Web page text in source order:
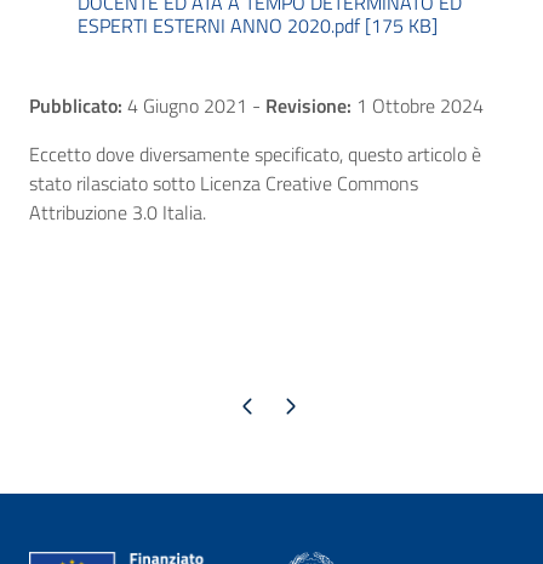
ESPERTI ESTERNI ANNO 2020.pdf [175 KB]
Pubblicato: 4 Giugno 2021 - Revisione: 1 Ottobre 2024
Eccetto dove diversamente specificato, questo articolo è
stato rilasciato sotto Licenza Creative Commons
Attribuzione 3.0 Italia.
Pagina precedente
Pagina successiva